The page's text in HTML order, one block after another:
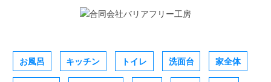
お風呂 キッチン トイレ 洗面台 家全体